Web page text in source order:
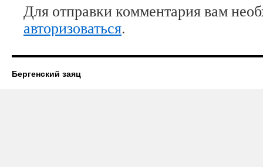
Для отправки комментария вам
авторизоваться.
Бергенский заяц